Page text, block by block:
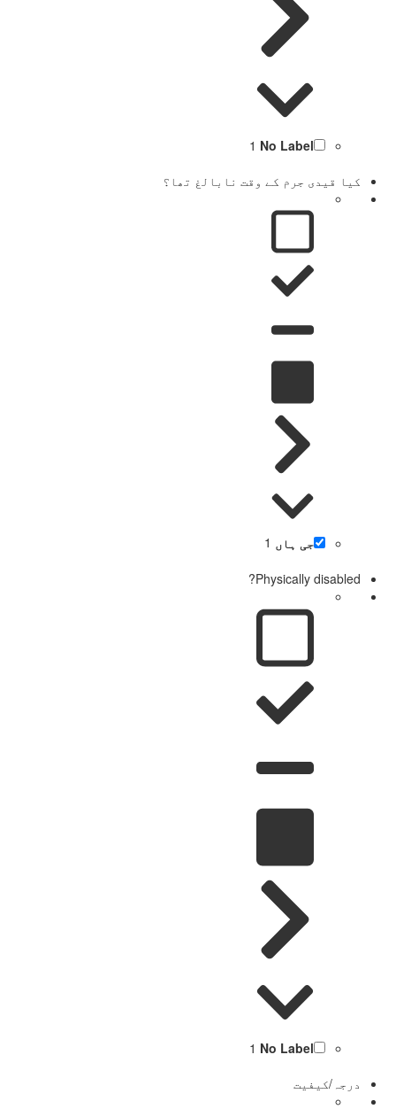
No Label
1
کیا قیدی جرم کے وقت نابالغ تھا؟
جی ہاں 1
Physically disabled?
No Label
1
درجہ/کیفیت